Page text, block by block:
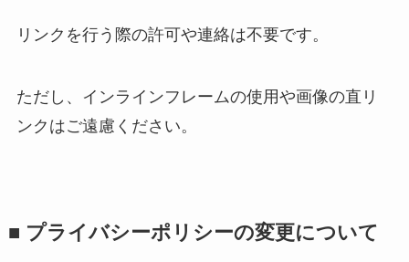
リンクを行う際の許可や連絡は不要です。
ただし、インラインフレームの使用や画像の直リ
ンクはご遠慮ください。
■ プライバシーポリシーの変更について